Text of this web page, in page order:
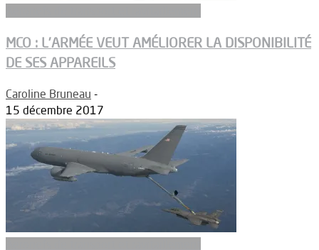
MCO : L’ARMÉE VEUT AMÉLIORER LA DISPONIBILITÉ
DE SES APPAREILS
Caroline Bruneau -
15 décembre 2017